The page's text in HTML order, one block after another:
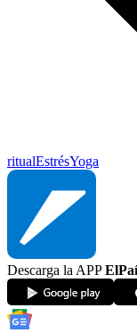
ritualEstrésYoga
Descarga la APP